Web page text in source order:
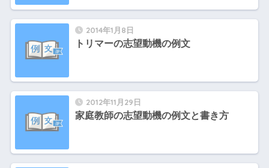
2014年1月8日
トリマーの志望動機の例文
2012年11月29日
家庭教師の志望動機の例文と書き方